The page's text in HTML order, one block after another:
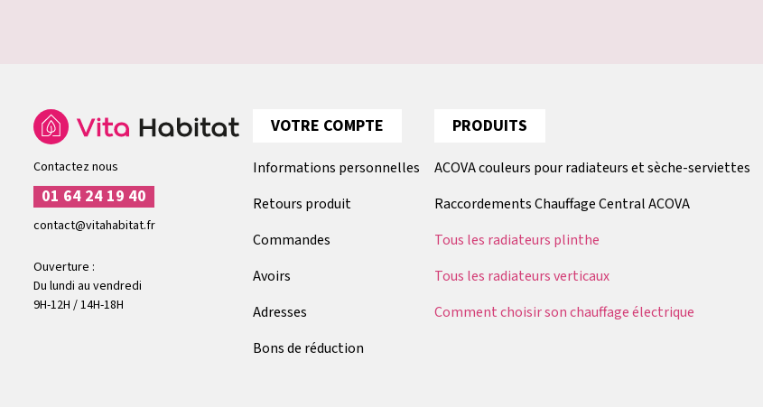
Contactez nous
01 64 24 19 40
contact@vitahabitat.fr
Ouverture :
Du lundi au vendredi
9H-12H / 14H-18H
VOTRE COMPTE
Informations personnelles
Retours produit
Commandes
Avoirs
Adresses
Bons de réduction
PRODUITS
ACOVA couleurs pour radiateurs et sèche-serviettes
Raccordements Chauffage Central ACOVA
Tous les radiateurs plinthe
Tous les radiateurs verticaux
Comment choisir son chauffage électrique